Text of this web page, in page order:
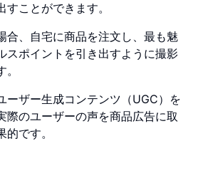
ことができます。
合、自宅に商品を注文し、最も魅
スポイントを引き出すように撮影
ーザー生成コンテンツ（UGC）を
際のユーザーの声を商品広告に取
です。